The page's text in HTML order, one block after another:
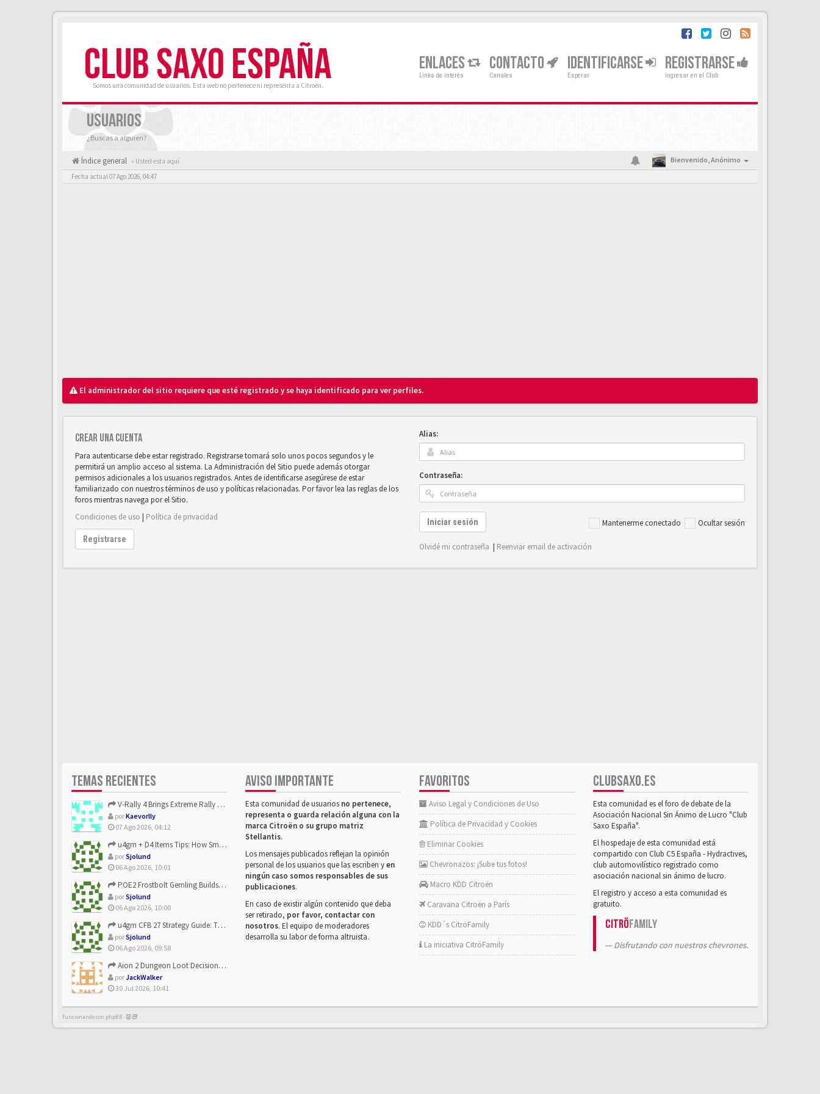
CLUB SAXO ESPAÑA
Somos una comunidad de usuarios. Esta web no pertenece ni representa a Citroën.
ENLACES
Links de interés
CONTACTO
Canales
IDENTIFICARSE
Esperar
REGISTRARSE
Ingresar en el Club
USUARIOS
¿Buscas a alguien?
Índice general « Usted esta aquí Bienvenido,Anónimo
Fecha actual 07 Ago 2026, 04:47
El administrador del sitio requiere que esté registrado y se haya identificado para ver perfiles.
Crear una cuenta
Para autenticarse debe estar registrado. Registrarse tomará solo unos pocos segundos y le
permitirá un amplio acceso al sistema. La Administración del Sitio puede además otorgar
permisos adicionales a los usuarios registrados. Antes de identificarse asegúrese de estar
familiarizado con nuestros términos de uso y políticas relacionadas. Por favor lea las reglas de los
foros mientras navega por el Sitio.
Condiciones de uso | Política de privacidad
Registrarse
Alias:
Contraseña:
Mantenerme conectado Ocultar sesión
Iniciar sesión
Olvidé mi contraseña | Reenviar email de activación
TEMAS RECIENTES
V-Rally 4 Brings Extreme Rally Racing With Challenging Track...
porKaevorlly
07 Ago 2026, 04:12
u4gm + D4 Items Tips: How Smart Players Optimize Gear, Build...
porSjolund
06 Ago 2026, 10:01
POE2 Frostbolt Gemling Builds Get Stronger With u4gm’s Ice C...
porSjolund
06 Ago 2026, 10:00
u4gm CFB 27 Strategy Guide: The Toxic Offensive Scheme Your ...
porSjolund
06 Ago 2026, 09:58
Aion 2 Dungeon Loot Decisions: Smarter Runs With U4N
porJackWalker
30 Jul 2026, 10:41
AVISO IMPORTANTE
Esta comunidad de usuarios no pertenece,
representa o guarda relación alguna con la
marca Citroën o su grupo matriz
Stellantis.
Los mensajes publicados reflejan la opinión
personal de los usuarios que las escriben yen
ningún caso somos responsables de sus
publicaciones.
En caso de existir algún contenido que deba
ser retirado, por favor, contactar con
nosotros. El equipo de moderadores
desarrolla su labor de forma altruista.
FAVORITOS
Aviso Legal y Condiciones de Uso
Política de Privacidad y Cookies
Eliminar Cookies
Chevronazos: ¡Sube tus fotos!
Macro KDD Citroën
Caravana Citroën a París
KDD´s CitröFamily
La iniciativa CitröFamily
CLUBSAXO.ES
Esta comunidad es el foro de debate de la
Asociación Nacional Sin Ánimo de Lucro "Club
Saxo España".
El hospedaje de esta comunidad está
compartido con Club C5 España - Hydractives,
club automovilístico registrado como
asociación nacional sin ánimo de lucro.
El registro y acceso a esta comunidad es
gratuito.
CitröFamily
Disfrutando con nuestros chevrones.
Funcionando con phpBB -